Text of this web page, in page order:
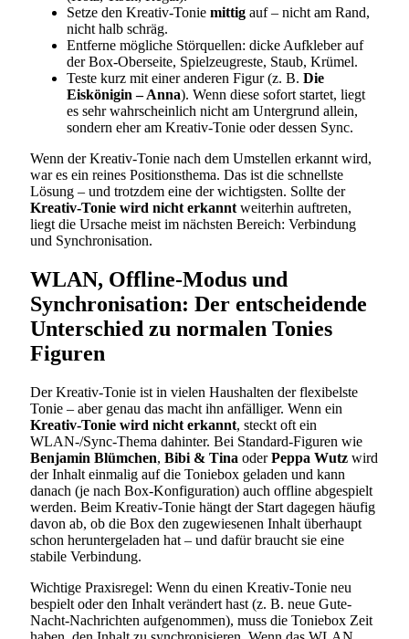
Setze den Kreativ-Tonie mittig auf – nicht am Rand,
nicht halb schräg.
Entferne mögliche Störquellen: dicke Aufkleber auf
der Box-Oberseite, Spielzeugreste, Staub, Krümel.
Teste kurz mit einer anderen Figur (z. B. Die
Eiskönigin – Anna). Wenn diese sofort startet, liegt
es sehr wahrscheinlich nicht am Untergrund allein,
sondern eher am Kreativ-Tonie oder dessen Sync.
Wenn der Kreativ-Tonie nach dem Umstellen erkannt wird,
war es ein reines Positionsthema. Das ist die schnellste
Lösung – und trotzdem eine der wichtigsten. Sollte der
Kreativ-Tonie wird nicht erkannt weiterhin auftreten,
liegt die Ursache meist im nächsten Bereich: Verbindung
und Synchronisation.
WLAN, Offline-Modus und
Synchronisation: Der entscheidende
Unterschied zu normalen Tonies
Figuren
Der Kreativ-Tonie ist in vielen Haushalten der flexibelste
Tonie – aber genau das macht ihn anfälliger. Wenn ein
Kreativ-Tonie wird nicht erkannt, steckt oft ein
WLAN-/Sync-Thema dahinter. Bei Standard-Figuren wie
Benjamin Blümchen, Bibi & Tina oderPeppa Wutz wird
der Inhalt einmalig auf die Toniebox geladen und kann
danach (je nach Box-Konfiguration) auch offline abgespielt
werden. Beim Kreativ-Tonie hängt der Start dagegen häufig
davon ab, ob die Box den zugewiesenen Inhalt überhaupt
schon heruntergeladen hat – und dafür braucht sie eine
stabile Verbindung.
Wichtige Praxisregel: Wenn du einen Kreativ-Tonie neu
bespielt oder den Inhalt verändert hast (z. B. neue Gute-
Nacht-Nachrichten aufgenommen), muss die Toniebox Zeit